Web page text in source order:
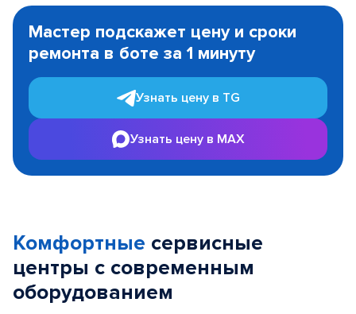
1
Мастер подскажет цену и сроки
ремонта в боте за 1 минуту
Узнать цену в TG
Узнать цену в MAX
Комфортные сервисные
центры с современным
оборудованием